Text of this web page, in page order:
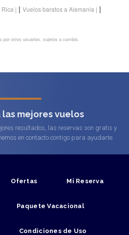
las mejores vuelos
resultados, las reservas son gratis y
en contacto contigo para ayudarte.
Ofertas Mi Reserva
Paquete Vacacional
Condiciones de Uso